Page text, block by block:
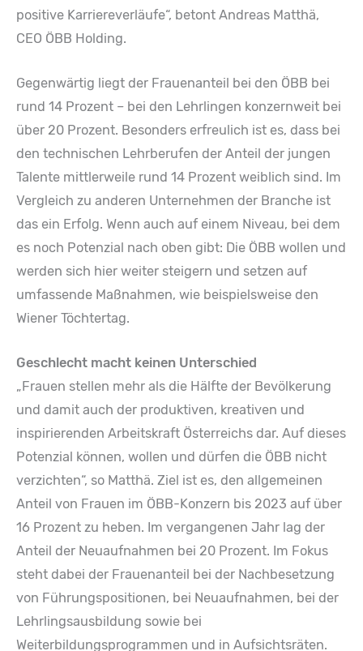
positive Karriereverläufe“, betont Andreas Matthä,
CEO ÖBB Holding.
Gegenwärtig liegt der Frauenanteil bei den ÖBB bei
rund 14 Prozent – bei den Lehrlingen konzernweit bei
über 20 Prozent. Besonders erfreulich ist es, dass bei
den technischen Lehrberufen der Anteil der jungen
Talente mittlerweile rund 14 Prozent weiblich sind. Im
Vergleich zu anderen Unternehmen der Branche ist
das ein Erfolg. Wenn auch auf einem Niveau, bei dem
es noch Potenzial nach oben gibt: Die ÖBB wollen und
werden sich hier weiter steigern und setzen auf
umfassende Maßnahmen, wie beispielsweise den
Wiener Töchtertag.
Geschlecht macht keinen Unterschied
„Frauen stellen mehr als die Hälfte der Bevölkerung
und damit auch der produktiven, kreativen und
inspirierenden Arbeitskraft Österreichs dar. Auf dieses
Potenzial können, wollen und dürfen die ÖBB nicht
verzichten“, so Matthä. Ziel ist es, den allgemeinen
Anteil von Frauen im ÖBB-Konzern bis 2023 auf über
16 Prozent zu heben. Im vergangenen Jahr lag der
Anteil der Neuaufnahmen bei 20 Prozent. Im Fokus
steht dabei der Frauenanteil bei der Nachbesetzung
von Führungspositionen, bei Neuaufnahmen, bei der
Lehrlingsausbildung sowie bei
Weiterbildungsprogrammen und in Aufsichtsräten.